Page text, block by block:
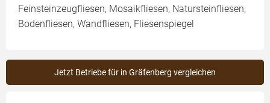
Feinsteinzeugfliesen, Mosaikfliesen, Natursteinfliesen,
Bodenfliesen, Wandfliesen, Fliesenspiegel
Jetzt Betriebe für in Gräfenberg vergleichen